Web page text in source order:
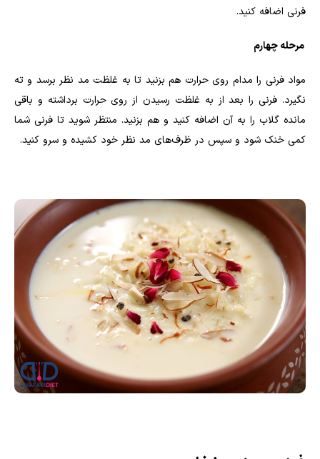
فرنی اضافه کنید.
مرحله چهارم
مواد فرنی را مدام روی حرارت هم بزنید تا به غلظت مد نظر برسد و ته
نگیرد. فرنی را بعد از به غلظت رسیدن از روی حرارت برداشته و باقی
مانده گلاب را به آن اضافه کنید و هم بزنید. منتظر شوید تا فرنی شما
کمی خنک شود و سپس در ظرف‌های مد نظر خود کشیده و سرو کنید.